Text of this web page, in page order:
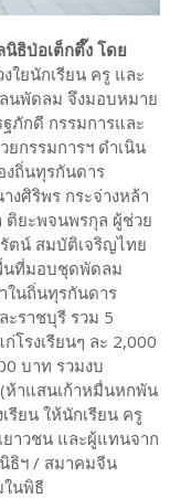
ธิป่อเต็กตึ๊ง โดย
ใยนักเรียน ครู และ
นพัดลม จึงมอบหมาย
ภักดี กรรมการและ
กรรมการฯ ดำเนิน
งถิ่นทุรกันดาร
งศิริพร กระจ่างหล้า
ติยะพจนพรกุล ผู้ช่วย
ตน์ สมบัติเจริญไทย
นที่มอบชุดพัดลม
ในถิ่นทุรกันดาร
ราชบุรี รวม 5
โรงเรียนๆ ละ 2,000
บาท รวมงบ
ห้าแสนเก้าหมื่นหกพัน
รียน ให้นักเรียน ครู
ยาวชน และผู้แทนจาก
ธิฯ / สมาคมจีน
ในพิธี